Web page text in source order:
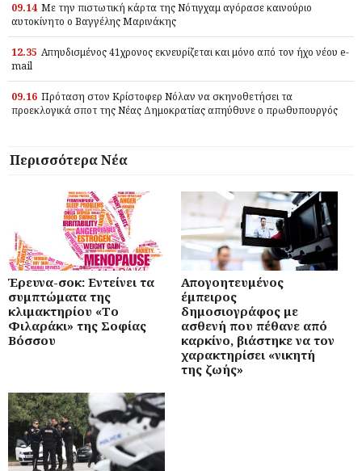
09.14 Με την πιστωτική κάρτα της Νότιγχαμ αγόρασε καινούριο
αυτοκίνητο ο Βαγγέλης Μαρινάκης
12.35 Απηυδισμένος 41χρονος εκνευρίζεται και μόνο από τον ήχο νέου e-
mail
09.16 Πρόταση στον Κρίστοφερ Νόλαν να σκηνοθετήσει τα
προεκλογικά σποτ της Νέας Δημοκρατίας απηύθυνε ο πρωθυπουργός
Περισσότερα Νέα
Έρευνα-σοκ: Εντείνει τα
συμπτώματα της
κλιμακτηρίου «Το
Φιλαράκι» της Σοφίας
Βόσσου
Απογοητευμένος
έμπειρος
δημοσιογράφος με
ασθενή που πέθανε από
καρκίνο, βιάστηκε να τον
χαρακτηρίσει «νικητή
της ζωής»